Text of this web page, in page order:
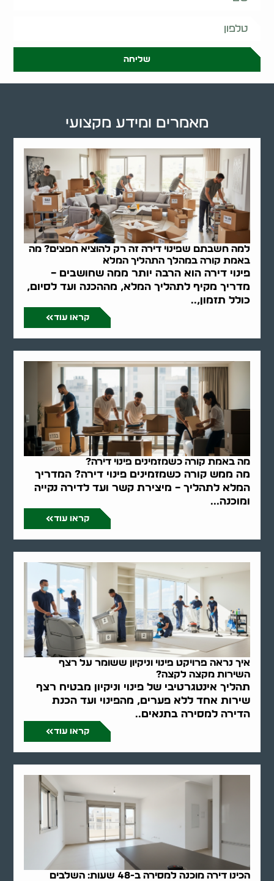
שליחה
למה חשבתם שפינוי דירה זה רק להוציא חפצים? מה
באמת קורה במהלך התהליך המלא
פינוי דירה הוא הרבה יותר ממה שחושבים –
מדריך מקיף לתהליך המלא, מההכנה ועד לסיום,
כולל תזמון,..
קראו עוד
מה באמת קורה כשמזמינים פינוי דירה?
מה ממש קורה כשמזמינים פינוי דירה? המדריך
המלא לתהליך – מיצירת קשר ועד לדירה נקייה
ומוכנה...
קראו עוד
איך נראה פרויקט פינוי וניקיון ששומר על רצף
השירות מקצה לקצה?
תהליך אינטגרטיבי של פינוי וניקיון מבטיח רצף
שירות אחד ללא פערים, מהפינוי ועד הכנת
הדירה למסירה בתנאים..
קראו עוד
הכינו דירה מוכנה למסירה ב-48 שעות: השלבים
מאמרים ומידע מקצועי